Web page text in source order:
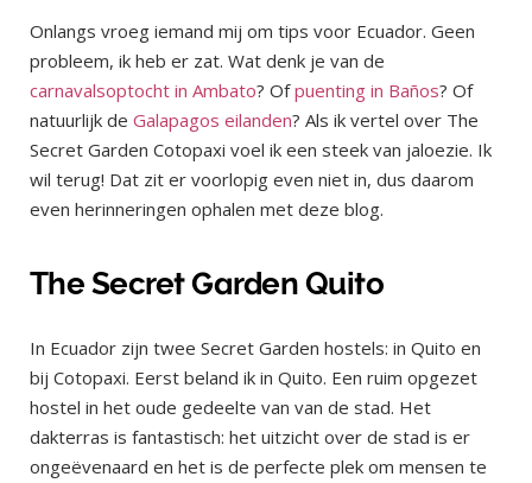
Onlangs vroeg iemand mij om tips voor Ecuador. Geen
probleem, ik heb er zat. Wat denk je van de
carnavalsoptocht in Ambato? Ofpuenting in Baños? Of
natuurlijk de Galapagos eilanden? Als ik vertel over The
Secret Garden Cotopaxi voel ik een steek van jaloezie. Ik
wil terug! Dat zit er voorlopig even niet in, dus daarom
even herinneringen ophalen met deze blog.
The Secret Garden Quito
In Ecuador zijn twee Secret Garden hostels: in Quito en
bij Cotopaxi. Eerst beland ik in Quito. Een ruim opgezet
hostel in het oude gedeelte van van de stad. Het
dakterras is fantastisch: het uitzicht over de stad is er
ongeëvenaard en het is de perfecte plek om mensen te